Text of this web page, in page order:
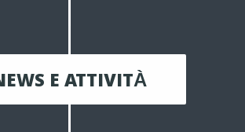
E ATTIVITÀ